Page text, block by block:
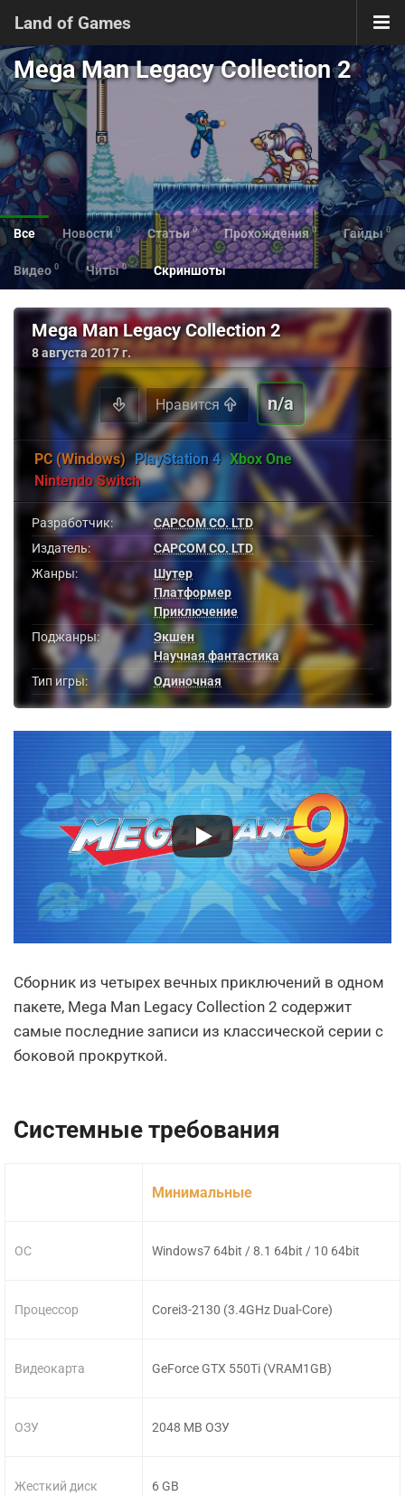
Land of Games
Mega Man Legacy Collection 2
Все Новости 0 Статьи 0 Прохождения 0 Гайды 0
Видео 0 Читы 0 Скриншоты
Mega Man Legacy Collection 2
8 августа 2017 г.
Нравится n/a
PC (Windows) PlayStation 4 Xbox One
Nintendo Switch
Разработчик:
CAPCOM CO. LTD
Издатель:
CAPCOM CO. LTD
Жанры:
Шутер
Платформер
Приключение
Поджанры:
Экшен
Научная фантастика
Тип игры:
Одиночная
Сборник из четырех вечных приключений в одном
пакете, Mega Man Legacy Collection 2 содержит
самые последние записи из классической серии с
боковой прокруткой.
Системные требования
ОС
Процессор
Видеокарта
ОЗУ
Жесткий диск
Минимальные
Windows7 64bit / 8.1 64bit / 10 64bit
Corei3-2130 (3.4GHz Dual-Core)
GeForce GTX 550Ti (VRAM1GB)
2048 MB ОЗУ
6 GB